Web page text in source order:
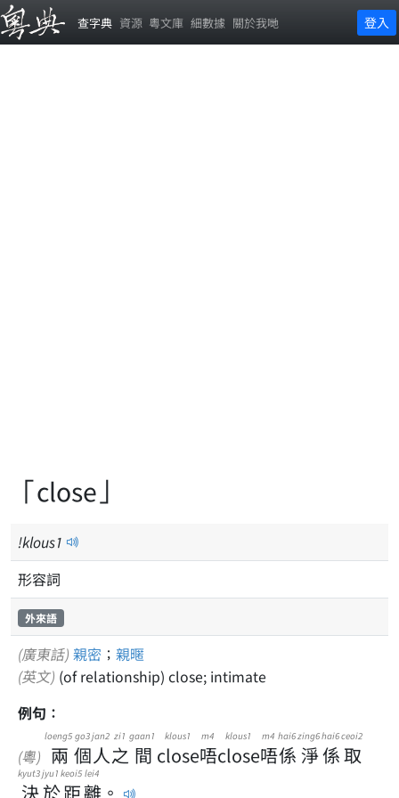
查字典 資源 粵文庫 細數據 關於我哋 登入
「close」
!klous1
形容詞
外來語
(廣東話) 親密 ； 親暱
(英文) (of relationship) close; intimate
例句：
(粵) 兩
loeng5
個
go3
人
jan2
之
zi1
間
gaan1
close
klous1
唔
m4
close
klous1
唔
m4
係
hai6
淨
zing6
係
hai6
取
ceoi2
決
kyut3
於
jyu1
距
keoi5
離
lei4
。